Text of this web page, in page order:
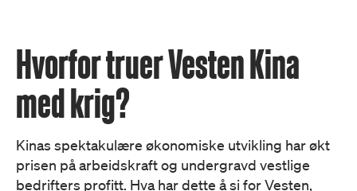
Hvorfor truer Vesten Kina
med krig?
Kinas spektakulære økonomiske utvikling har økt
prisen på arbeidskraft og undergravd vestlige
bedrifters profitt. Hva har dette å si for Vesten,